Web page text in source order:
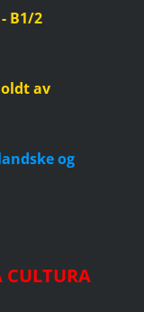
B1/2
av
og